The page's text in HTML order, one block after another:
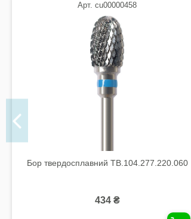
Арт. cu00000458
Бор твердосплавний TB.104.277.220.060
434 ₴